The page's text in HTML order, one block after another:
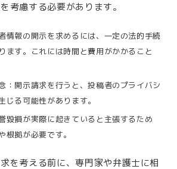
考慮する必要があります。
情報の開示を求めるには、一定の法的手続
ます。これには時間と費用がかかること
：開示請求を行うと、投稿者のプライバシ
じる可能性があります。
毀損が実際に起きていると主張するため
根拠が必要です。
を考える前に、専門家や弁護士に相